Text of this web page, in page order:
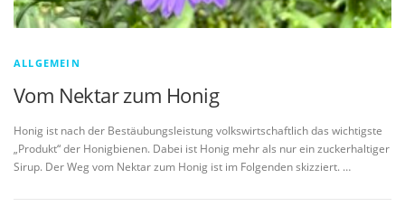
ALLGEMEIN
Vom Nektar zum Honig
Honig ist nach der Bestäubungsleistung volkswirtschaftlich das wichtigste
„Produkt“ der Honigbienen. Dabei ist Honig mehr als nur ein zuckerhaltiger
Sirup. Der Weg vom Nektar zum Honig ist im Folgenden skizziert. …